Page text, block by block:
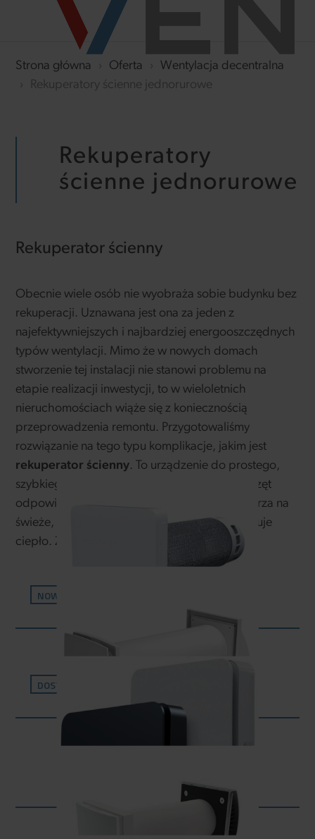
Strona główna › Oferta ›
Wentylacja decentralna
›
Rekuperatory ścienne jednorurowe
Rekuperatory
ścienne jednorurowe
Rekuperator ścienny
Obecnie wiele osób nie wyobraża sobie budynku bez
rekuperacji. Uznawana jest ona za jeden z
najefektywniejszych i najbardziej energooszczędnych
typów wentylacji. Mimo że w nowych domach
stworzenie tej instalacji nie stanowi problemu na
etapie realizacji inwestycji, to w wieloletnich
nieruchomościach wiąże się z koniecznością
przeprowadzenia remontu. Przygotowaliśmy
rozwiązanie na tego typu komplikacje, jakim jest
rekuperator ścienny. To urządzenie do prostego,
szybkiego montażu w dowolnym wnętrzu. Sprzęt
odpowiada za stałą wymianę zużytego powietrza na
świeże, a jednocześnie w tym procesie odzyskuje
ciepło. Zapraszamy do poznania szczegółów!
NOWOŚĆ
DOSTĘPNE WKRÓTCE